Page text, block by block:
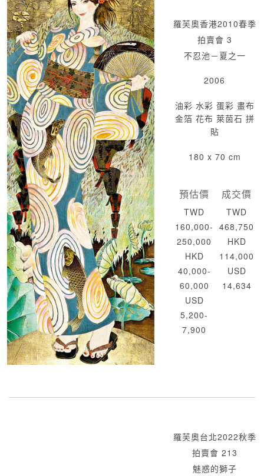
羅芙奧香港2010春季
拍賣會 3
不忍池－夏之一
2006
油彩 水彩 蛋彩 畫布
金箔 花布 萊茵石 拼
貼
180 x 70 cm
預估價
TWD
160,000-
250,000
HKD
40,000-
60,000
USD
5,200-
7,900
成交價
TWD
468,750
HKD
114,000
USD
14,634
羅芙奧台北2022秋季
拍賣會 213
魅惑的獅子